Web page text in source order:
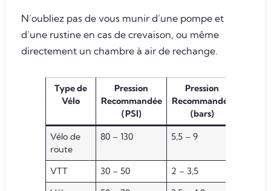
N’oubliez pas de vous munir d’une pompe et
d’une rustine en cas de crevaison, ou même
directement un chambre à air de rechange.
Type de
Vélo
Pression
Recommandée
(PSI)
Pression
Recommandée
(bars)
Vélo de
route
80 – 130 5,5 – 9
VTT 30 – 50
2 – 3,5